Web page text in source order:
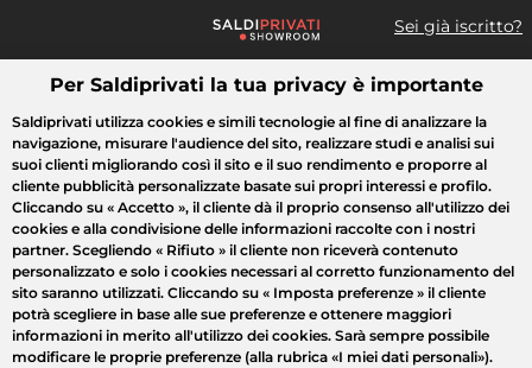
Sei già iscritto?
Cosa cerchi?
Tutte le vendite Moda Casa Bellezza Elettrodomestici
Per Saldiprivati la tua privacy è importante
Saldiprivati utilizza cookies e simili tecnologie al fine di analizzare la
navigazione, misurare l'audience del sito, realizzare studi e analisi sui
suoi clienti migliorando così il sito e il suo rendimento e proporre al
cliente pubblicità personalizzate basate sui propri interessi e profilo.
Cliccando su « Accetto », il cliente dà il proprio consenso all'utilizzo dei
cookies e alla condivisione delle informazioni raccolte con i nostri
partner. Scegliendo « Rifiuto » il cliente non riceverà contenuto
personalizzato e solo i cookies necessari al corretto funzionamento del
sito saranno utilizzati. Cliccando su « Imposta preferenze » il cliente
potrà scegliere in base alle sue preferenze e ottenere maggiori
informazioni in merito all'utilizzo dei cookies. Sarà sempre possibile
modificare le proprie preferenze (alla rubrica «I miei dati personali»).